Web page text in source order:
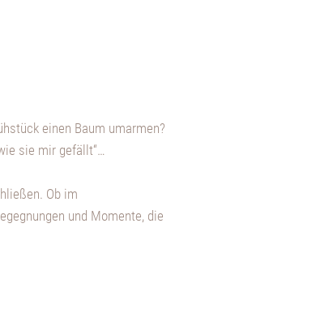
einen Baum umarmen?
sie mir gefällt“…
Ob im
und Momente, die